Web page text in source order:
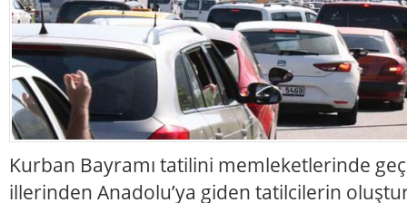
Kurban Bayramı tatilini memleketlerinde
illerinden Anadolu’ya giden tatilcilerin